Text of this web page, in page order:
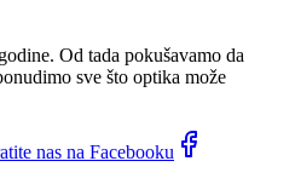
Od tada pokušavamo da
sve što optika može
nas na Facebooku